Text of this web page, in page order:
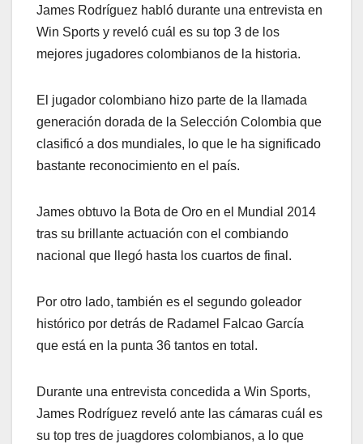
James Rodríguez habló durante una entrevista en
Win Sports y reveló cuál es su top 3 de los
mejores jugadores colombianos de la historia.
El jugador colombiano hizo parte de la llamada
generación dorada de la Selección Colombia que
clasificó a dos mundiales, lo que le ha significado
bastante reconocimiento en el país.
James obtuvo la Bota de Oro en el Mundial 2014
tras su brillante actuación con el combiando
nacional que llegó hasta los cuartos de final.
Por otro lado, también es el segundo goleador
histórico por detrás de Radamel Falcao García
que está en la punta 36 tantos en total.
Durante una entrevista concedida a Win Sports,
James Rodríguez reveló ante las cámaras cuál es
su top tres de juagdores colombianos, a lo que